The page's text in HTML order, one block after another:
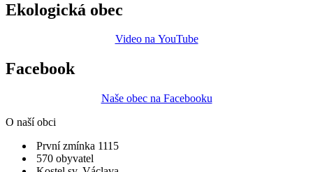
Ekologická obec
Video na YouTube
Facebook
Naše obec na Facebooku
O naší obci
První zmínka 1115
570 obyvatel